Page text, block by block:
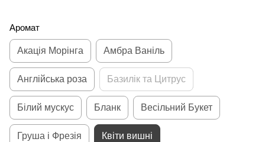
Аромат
Акація Морінга Амбра Ваніль
Англійська роза Базилік та Цитрус
Білий мускус Бланк Весільний Букет
Груша і Фрезія Квіти вишні